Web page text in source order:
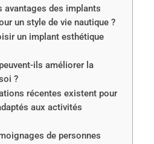
avantages des implants
un style de vie nautique ?
un implant esthétique
ils améliorer la
?
récentes existent pour
aux activités
de personnes